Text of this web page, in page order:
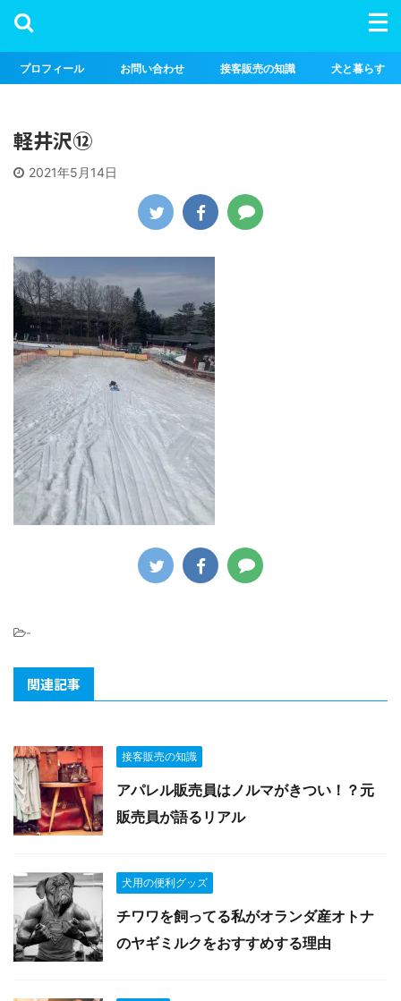
プロフィール お問い合わせ 接客販売の知識 犬と暮らす
軽井沢⑫
2021年5月14日
-
関連記事
接客販売の知識
アパレル販売員はノルマがきつい！？元
販売員が語るリアル
犬用の便利グッズ
チワワを飼ってる私がオランダ産オトナ
のヤギミルクをおすすめする理由